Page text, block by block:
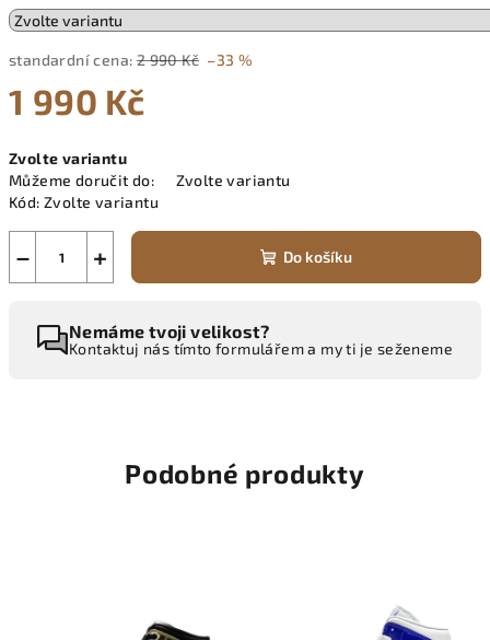
standardní cena: 2 990 Kč –33 %
1 990 Kč
cena:
Zvolte variantu
Můžeme doručit do:
Zvolte variantu
Kód: Zvolte variantu
+
− Do košíku
Nemáme tvoji velikost?
Kontaktuj nás tímto formulářem a my ti je seženeme
Podobné produkty